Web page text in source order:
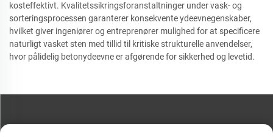
kosteffektivt. Kvalitetssikringsforanstaltninger under vask- og
sorteringsprocessen garanterer konsekvente ydeevnegenskaber,
hvilket giver ingeniører og entreprenører mulighed for at specificere
naturligt vasket sten med tillid til kritiske strukturelle anvendelser,
hvor pålidelig betonydeevne er afgørende for sikkerhed og levetid.